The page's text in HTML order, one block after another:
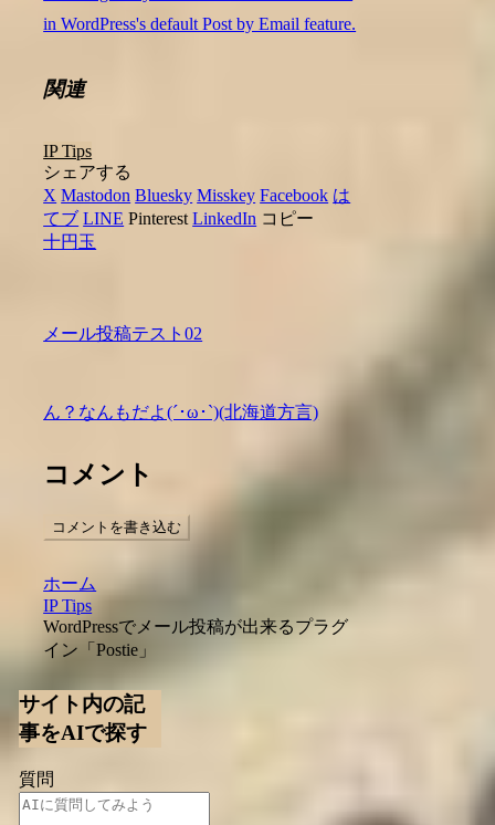
in WordPress's default Post by Email feature.
関連
IP Tips
シェアする
X Mastodon Bluesky Misskey Facebook は
てブ LINE Pinterest LinkedIn コピー
十円玉
メール投稿テスト02
ん？なんもだよ(´･ω･`)(北海道方言)
コメント
コメントを書き込む
ホーム
IP Tips
WordPressでメール投稿が出来るプラグ
イン「Postie」
サイト内の記
事をAIで探す
質問